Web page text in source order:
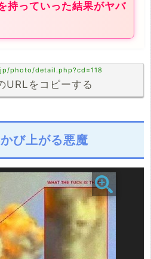
持っていった結果がヤバ
photo/detail.php?cd=118
URLをコピーする
び上がる悪魔